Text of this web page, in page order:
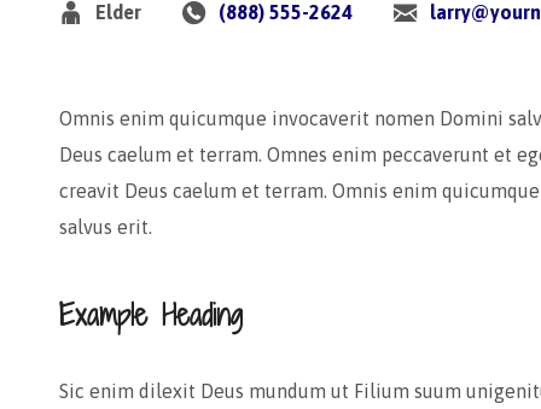
Elder (888) 555-2624
Omnis enim quicumque invocaverit nomen Domini
Deus caelum et terram. Omnes enim peccaverunt et
creavit Deus caelum et terram. Omnis enim
salvus erit.
Example Heading
Sic enim dilexit Deus mundum ut Filium suum